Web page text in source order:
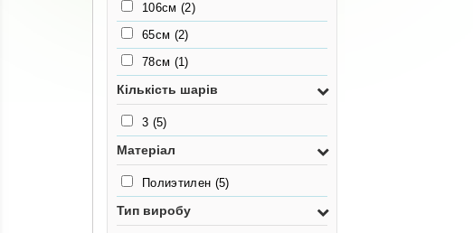
106см (2)
65см (2)
78см (1)
Кількість шарів
3 (5)
Матеріал
Полиэтилен (5)
Тип виробу